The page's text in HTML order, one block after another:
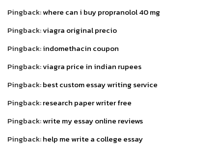
Pingback:where can i buy propranolol 40 mg
Pingback:viagra original precio
Pingback:indomethacin coupon
Pingback:viagra price in indian rupees
Pingback:best custom essay writing service
Pingback:research paper writer free
Pingback:write my essay online reviews
Pingback:help me write a college essay